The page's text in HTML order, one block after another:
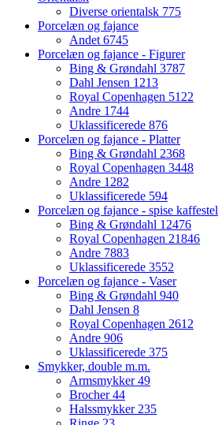
Diverse orientalsk 775
Porcelæn og fajance
Andet 6745
Porcelæn og fajance - Figurer
Bing & Grøndahl 3787
Dahl Jensen 1213
Royal Copenhagen 5122
Andre 1744
Uklassificerede 876
Porcelæn og fajance - Platter
Bing & Grøndahl 2368
Royal Copenhagen 3448
Andre 1282
Uklassificerede 594
Porcelæn og fajance - spise kaffestel
Bing & Grøndahl 12476
Royal Copenhagen 21846
Andre 7883
Uklassificerede 3552
Porcelæn og fajance - Vaser
Bing & Grøndahl 940
Dahl Jensen 8
Royal Copenhagen 2612
Andre 906
Uklassificerede 375
Smykker, double m.m.
Armsmykker49
Brocher44
Halssmykker 235